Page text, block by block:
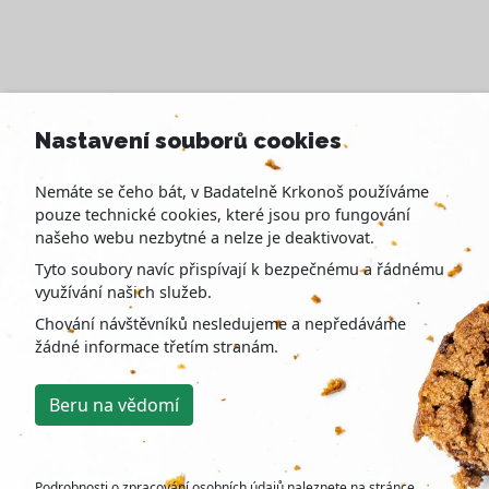
Nastavení souborů cookies
Nemáte se čeho bát, v Badatelně Krkonoš používáme
pouze technické cookies, které jsou pro fungování
našeho webu nezbytné a nelze je deaktivovat.
Tyto soubory navíc přispívají k bezpečnému a řádnému
využívání našich služeb.
Chování návštěvníků nesledujeme a nepředáváme
žádné informace třetím stranám.
Beru na vědomí
Badatelna Krkonoš je součástí projektu Zanikne komunita
pod Sněžkou?.
Projekt Zanikne komunita pod Sněžkou? / Czy przetrwa